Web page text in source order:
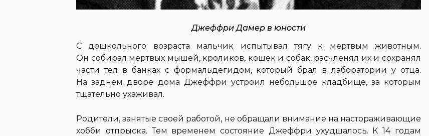
Джеффри Дамер в юности
С дошкольного возраста мальчик испытывал тягу к мертвым животным.
Он собирал мертвых мышей, кроликов, кошек и собак, расчленял их и сохранял
части тел в банках с формальдегидом, который брал в лаборатории у отца.
На заднем дворе дома Джеффри устроил небольшое кладбище, за которым
тщательно ухаживал.
Родители, занятые своей работой, не обращали внимание на настораживающие
хобби отпрыска. Тем временем состояние Джеффри ухудшалось. К 14 годам